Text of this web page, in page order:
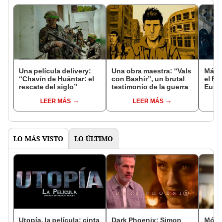
Una película delivery:
“Chavín de Huántar: el
rescate del siglo”
LEER MÁS
Una obra maestra: “Vals
con Bashir”, un brutal
testimonio de la guerra
LEER MÁS
Más
el
LO MÁS VISTO LO ÚLTIMO
Utopía, la película: cinta
Dark Phoenix: Simon